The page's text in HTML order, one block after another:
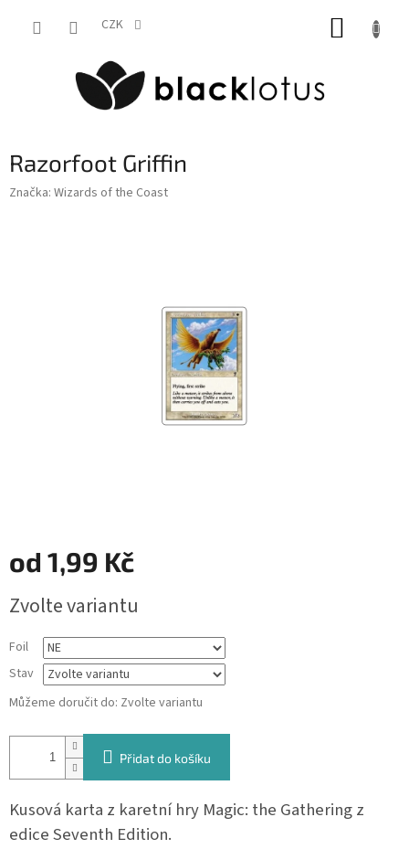
CZK
Razorfoot Griffin
Značka: Wizards of the Coast
od 1,99 Kč
cena:
Zvolte variantu
Foil
Stav
Můžeme doručit do: Zvolte variantu
Přidat do košíku
Kusová karta z karetní hry Magic: the Gathering z
edice Seventh Edition.